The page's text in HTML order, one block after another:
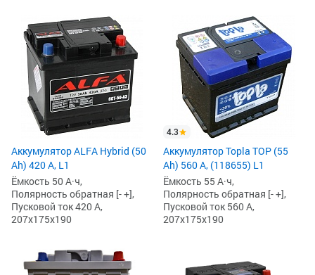
Аккумулятор ALFA Hybrid (50
Ah) 420 А, L1
Ёмкость 50 А·ч,
Полярность обратная [- +],
Пусковой ток 420 А,
207x175x190
4.3
Аккумулятор Topla TOP (55
Ah) 560 А, (118655) L1
Ёмкость 55 А·ч,
Полярность обратная [- +],
Пусковой ток 560 А,
207x175x190